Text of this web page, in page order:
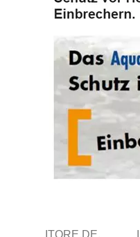
ITORE.DE.